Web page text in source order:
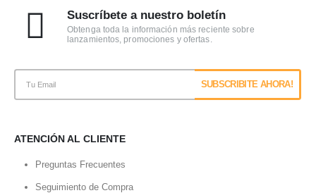
Suscríbete a nuestro boletín
Obtenga toda la información más reciente sobre
lanzamientos, promociones y ofertas.
ATENCIÓN AL CLIENTE
Preguntas Frecuentes
Seguimiento de Compra